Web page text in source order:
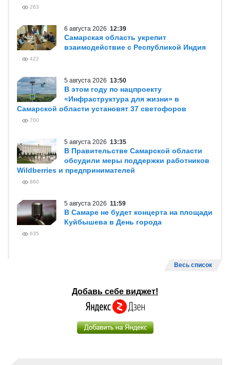
263
6 августа 2026 12:39
Самарская область укрепит
взаимодействие с Республикой Индия
422
5 августа 2026 13:50
В этом году по нацпроекту
«Инфраструктура для жизни» в
Самарской области установят 37 светофоров
700
5 августа 2026 13:35
В Правительстве Самарской области
обсудили меры поддержки работников
Wildberries и предпринимателей
860
5 августа 2026 11:59
В Самаре не будет концерта на площади
Куйбышева в День города
635
Весь список
Добавь себе виджет!